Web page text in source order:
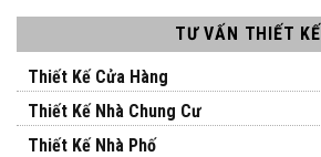
TƯ VẤN THIẾT KẾ
Thiết Kế Cửa Hàng
Thiết Kế Nhà Chung Cư
Thiết Kế Nhà Phố